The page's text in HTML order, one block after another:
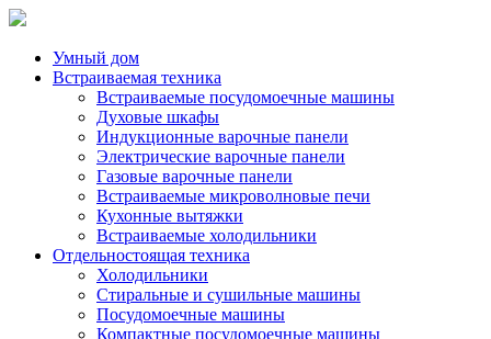
Умный дом
Встраиваемая техника
Встраиваемые посудомоечные машины
Духовые шкафы
Индукционные варочные панели
Электрические варочные панели
Газовые варочные панели
Встраиваемые микроволновые печи
Кухонные вытяжки
Встраиваемые холодильники
Отдельностоящая техника
Холодильники
Стиральные и сушильные машины
Посудомоечные машины
Компактные посудомоечные машины